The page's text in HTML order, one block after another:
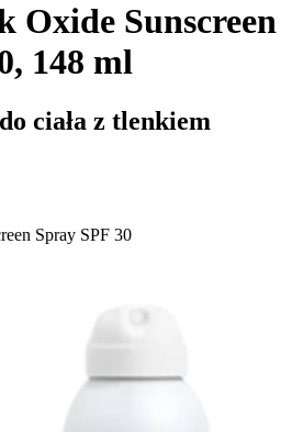
Oxide Sunscreen
148 ml
ciała z tlenkiem
Spray SPF 30